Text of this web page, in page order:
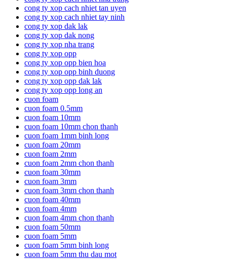
cong ty xop cach nhiet tan uyen
cong ty xop cach nhiet tay ninh
cong ty xop dak lak
cong ty xop dak nong
cong ty xop nha trang
cong ty xop opp
cong ty xop opp bien hoa
cong ty xop opp binh duong
cong ty xop opp dak lak
cong ty xop opp long an
cuon foam
cuon foam 0.5mm
cuon foam 10mm
cuon foam 10mm chon thanh
cuon foam 1mm binh long
cuon foam 20mm
cuon foam 2mm
cuon foam 2mm chon thanh
cuon foam 30mm
cuon foam 3mm
cuon foam 3mm chon thanh
cuon foam 40mm
cuon foam 4mm
cuon foam 4mm chon thanh
cuon foam 50mm
cuon foam 5mm
cuon foam 5mm binh long
cuon foam 5mm thu dau mot